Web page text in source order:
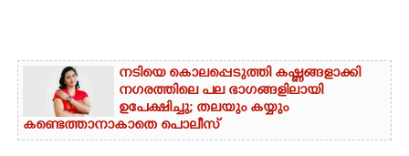
നടിയെ കൊലപ്പെടുത്തി കഷ്ണങ്ങളാക്കി
നഗരത്തിലെ പല ഭാഗങ്ങളിലായി
ഉപേക്ഷിച്ചു; തലയും കയ്യും
കണ്ടെത്താനാകാതെ പൊലീസ്